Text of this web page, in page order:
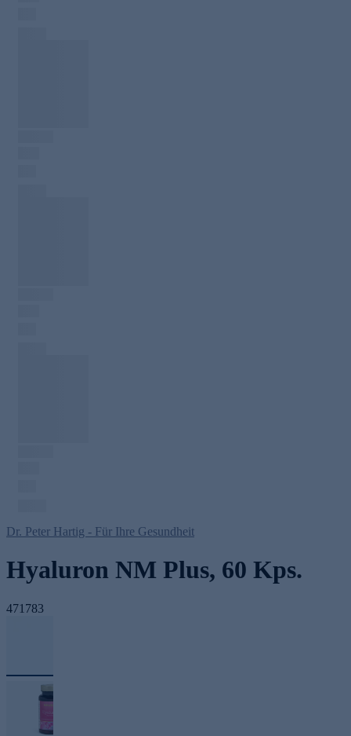
Dr. Peter Hartig - Für Ihre Gesundheit
Hyaluron NM Plus, 60 Kps.
471783